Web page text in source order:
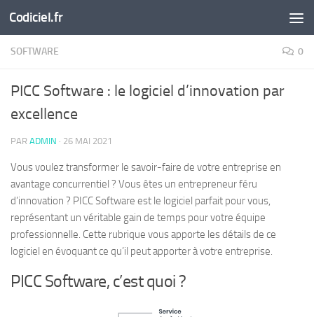
Skip to content
Codiciel.fr
SOFTWARE 0
PICC Software : le logiciel d’innovation par
excellence
PAR ADMIN · 26 MAI 2021
Vous voulez transformer le savoir-faire de votre entreprise en
avantage concurrentiel ? Vous êtes un entrepreneur féru
d’innovation ? PICC Software est le logiciel parfait pour vous,
représentant un véritable gain de temps pour votre équipe
professionnelle. Cette rubrique vous apporte les détails de ce
logiciel en évoquant ce qu’il peut apporter à votre entreprise.
PICC Software, c’est quoi ?